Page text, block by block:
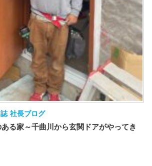
社長ブログ
る家～千曲川から玄関ドアがやってき